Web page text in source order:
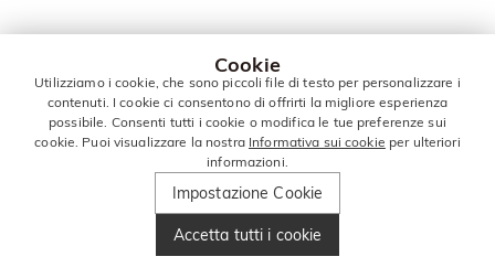
Cookie
Utilizziamo i cookie, che sono piccoli file di testo per personalizzare i
contenuti. I cookie ci consentono di offrirti la migliore esperienza
possibile. Consenti tutti i cookie o modifica le tue preferenze sui
cookie. Puoi visualizzare la nostra Informativa sui cookie per ulteriori
informazioni.
Impostazione Cookie
Accetta tutti i cookie